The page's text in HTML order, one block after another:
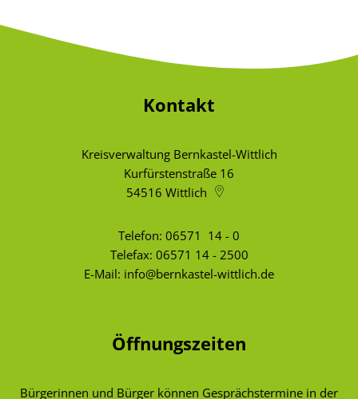
Kontakt
Kreisverwaltung Bernkastel-Wittlich
Kurfürstenstraße 16
54516 Wittlich
Telefon: 06571 14 - 0
Telefax: 06571 14 - 2500
E-Mail: info@bernkastel-wittlich.de
Öffnungszeiten
Bürgerinnen und Bürger können Gesprächstermine in der